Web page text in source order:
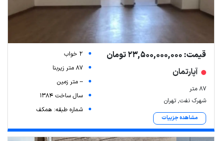
قیمت: 23,500,000,000 تومان
آپارتمان
۸۷ متر
شهرک نفت, تهران
مشاهده جزییات
2 خواب
87 متر زیربنا
-- متر زمین
سال ساخت 1384
شماره طبقه: همکف